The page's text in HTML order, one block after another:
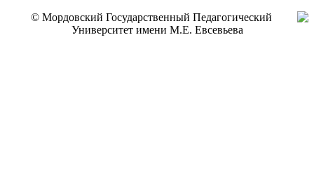
© Мордовский Государственный Педагогический
Университет имени М.Е. Евсевьева